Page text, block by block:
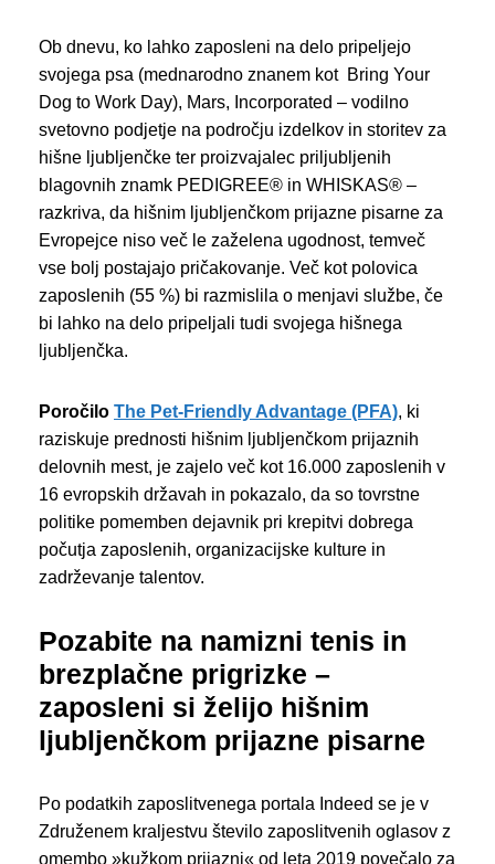
Ob dnevu, ko lahko zaposleni na delo pripeljejo
svojega psa (mednarodno znanem kot Bring Your
Dog to Work Day), Mars, Incorporated – vodilno
svetovno podjetje na področju izdelkov in storitev za
hišne ljubljenčke ter proizvajalec priljubljenih
blagovnih znamk PEDIGREE® in WHISKAS® –
razkriva, da hišnim ljubljenčkom prijazne pisarne za
Evropejce niso več le zaželena ugodnost, temveč
vse bolj postajajo pričakovanje. Več kot polovica
zaposlenih (55 %) bi razmislila o menjavi službe, če
bi lahko na delo pripeljali tudi svojega hišnega
ljubljenčka.
Poročilo The Pet-Friendly Advantage (PFA), ki
raziskuje prednosti hišnim ljubljenčkom prijaznih
delovnih mest, je zajelo več kot 16.000 zaposlenih v
16 evropskih državah in pokazalo, da so tovrstne
politike pomemben dejavnik pri krepitvi dobrega
počutja zaposlenih, organizacijske kulture in
zadrževanje talentov.
Pozabite na namizni tenis in
brezplačne prigrizke –
zaposleni si želijo hišnim
ljubljenčkom prijazne pisarne
Po podatkih zaposlitvenega portala Indeed se je v
Združenem kraljestvu število zaposlitvenih oglasov z
omembo »kužkom prijazni« od leta 2019 povečalo za